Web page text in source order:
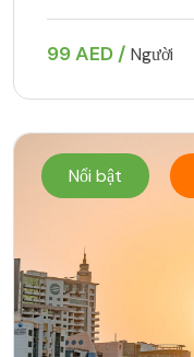
99 AED / Người
Nổi bật